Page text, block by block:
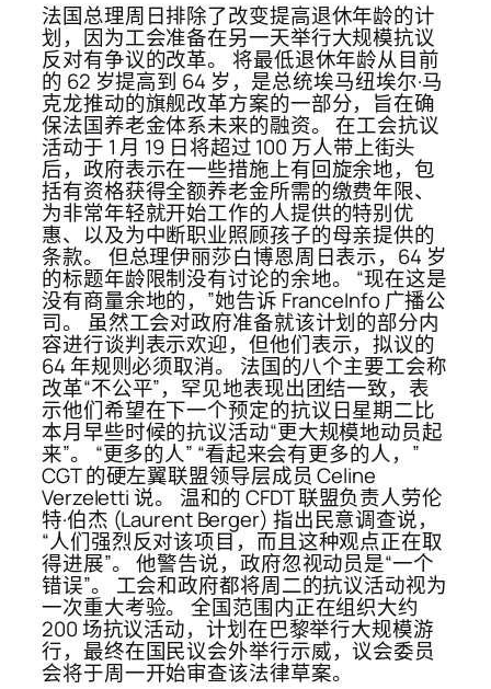
法国总理周日排除了改变提高退休年龄的计
划，因为工会准备在另一天举行大规模抗议
反对有争议的改革。 将最低退休年龄从目前
的 62 岁提高到 64 岁，是总统埃马纽埃尔·马
克龙推动的旗舰改革方案的一部分，旨在确
保法国养老金体系未来的融资。 在工会抗议
活动于 1 月 19 日将超过 100 万人带上街头
后，政府表示在一些措施上有回旋余地，包
括有资格获得全额养老金所需的缴费年限、
为非常年轻就开始工作的人提供的特别优
惠、以及为中断职业照顾孩子的母亲提供的
条款。 但总理伊丽莎白博恩周日表示，64 岁
的标题年龄限制没有讨论的余地。 “现在这是
没有商量余地的，”她告诉 FranceInfo 广播公
司。 虽然工会对政府准备就该计划的部分内
容进行谈判表示欢迎，但他们表示，拟议的
64 年规则必须取消。 法国的八个主要工会称
改革“不公平”，罕见地表现出团结一致，表
示他们希望在下一个预定的抗议日星期二比
本月早些时候的抗议活动“更大规模地动员起
来”。 “更多的人” “看起来会有更多的人，”
CGT 的硬左翼联盟领导层成员 Celine
Verzeletti 说。 温和的 CFDT 联盟负责人劳伦
特·伯杰 (Laurent Berger) 指出民意调查说，
“人们强烈反对该项目，而且这种观点正在取
得进展”。 他警告说，政府忽视动员是“一个
错误”。 工会和政府都将周二的抗议活动视为
一次重大考验。 全国范围内正在组织大约
200 场抗议活动，计划在巴黎举行大规模游
行，最终在国民议会外举行示威，议会委员
会将于周一开始审查该法律草案。